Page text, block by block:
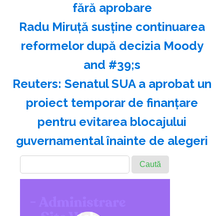
fără aprobare
Radu Miruţă susţine continuarea
reformelor după decizia Moody
and #39;s
Reuters: Senatul SUA a aprobat un
proiect temporar de finanţare
pentru evitarea blocajului
guvernamental înainte de alegeri